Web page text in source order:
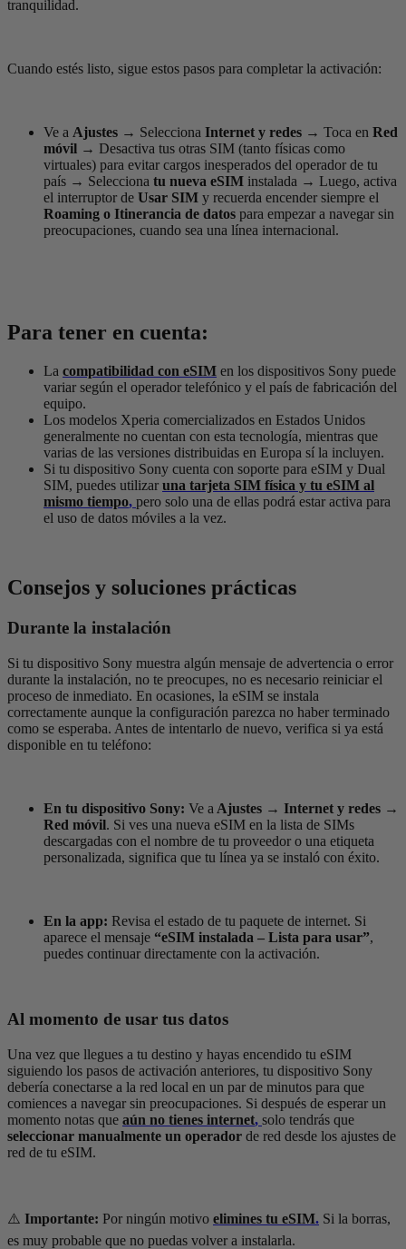
tranquilidad.
Cuando estés listo, sigue estos pasos para completar la activación:
Ve a Ajustes → Selecciona Internet y redes → Toca en Red
móvil → Desactiva tus otras SIM (tanto físicas como
virtuales) para evitar cargos inesperados del operador de tu
país → Selecciona tu nueva eSIM instalada → Luego, activa
el interruptor de Usar SIM y recuerda encender siempre el
Roaming o Itinerancia de datos para empezar a navegar sin
preocupaciones, cuando sea una línea internacional.
Para tener en cuenta:
La compatibilidad con eSIM en los dispositivos Sony puede
variar según el operador telefónico y el país de fabricación del
equipo.
Los modelos Xperia comercializados en Estados Unidos
generalmente no cuentan con esta tecnología, mientras que
varias de las versiones distribuidas en Europa sí la incluyen.
Si tu dispositivo Sony cuenta con soporte para eSIM y Dual
SIM, puedes utilizar una tarjeta SIM física y tu eSIM al
mismo tiempo, pero solo una de ellas podrá estar activa para
el uso de datos móviles a la vez.
Consejos y soluciones prácticas
Durante la instalación
Si tu dispositivo Sony muestra algún mensaje de advertencia o error
durante la instalación, no te preocupes, no es necesario reiniciar el
proceso de inmediato. En ocasiones, la eSIM se instala
correctamente aunque la configuración parezca no haber terminado
como se esperaba. Antes de intentarlo de nuevo, verifica si ya está
disponible en tu teléfono:
En tu dispositivo Sony: Ve a Ajustes → Internet y redes →
Red móvil. Si ves una nueva eSIM en la lista de SIMs
descargadas con el nombre de tu proveedor o una etiqueta
personalizada, significa que tu línea ya se instaló con éxito.
En la app: Revisa el estado de tu paquete de internet. Si
aparece el mensaje “eSIM instalada – Lista para usar”,
puedes continuar directamente con la activación.
Al momento de usar tus datos
Una vez que llegues a tu destino y hayas encendido tu eSIM
siguiendo los pasos de activación anteriores, tu dispositivo Sony
debería conectarse a la red local en un par de minutos para que
comiences a navegar sin preocupaciones. Si después de esperar un
momento notas que aún no tienes internet, solo tendrás que
seleccionar manualmente un operador de red desde los ajustes de
red de tu eSIM.
⚠️ Importante: Por ningún motivo elimines tu eSIM. Si la borras,
es muy probable que no puedas volver a instalarla.